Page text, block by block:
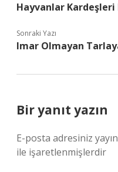
Hayvanlar
Sonraki Yazı
Imar Olmayan Tarlaya
Bir yanıt yazın
E-posta adresiniz
ile işaretlenmişlerdir